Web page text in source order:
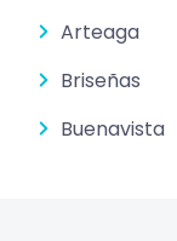
Arteaga
Briseñas
Buenavista